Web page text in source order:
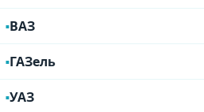
ВАЗ
ГАЗель
УАЗ